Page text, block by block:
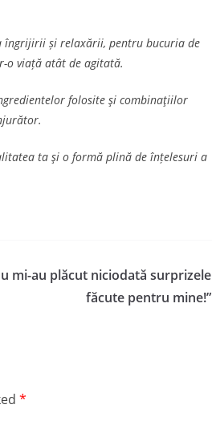
îngrijirii și relaxării, pentru bucuria de
o viață atât de agitată.
folosite şi combinaţiilor
ta şi o formă plină de înțelesuri a
mi-au plăcut niciodată surprizele
făcute pentru mine!”
*